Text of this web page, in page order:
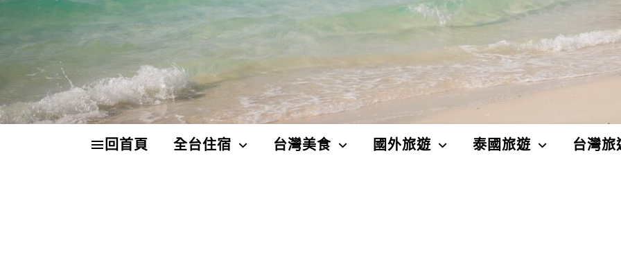
回首頁 全台住宿 台灣美食 國外旅遊 泰國旅遊 台灣旅